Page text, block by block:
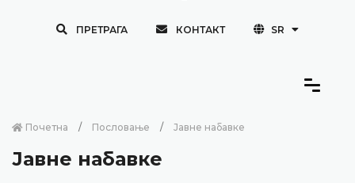
ПРЕТРАГА КОНТАКТ SR
Почетна Пословање Јавне набавке
Јавне набавке